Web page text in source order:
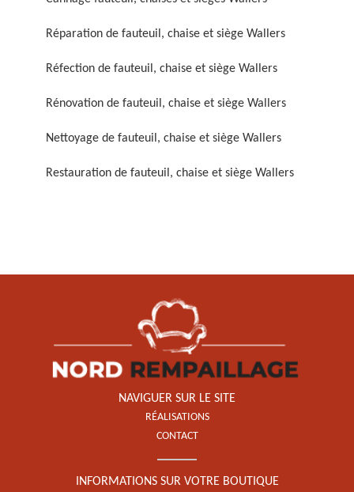
Rénovation de fauteuil,
Nettoyage de fauteuil,
Réparation de fauteuil, chaise et siège Wallers
Réfection de fauteuil, chaise et siège Wallers
Rénovation de fauteuil, chaise et siège Wallers
Nettoyage de fauteuil, chaise et siège Wallers
Restauration de fauteuil, chaise et siège Wallers
NAVIGUER SUR LE SITE
RÉALISATIONS
CONTACT
INFORMATIONS SUR VOTRE BOUTIQUE